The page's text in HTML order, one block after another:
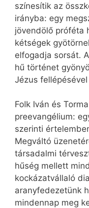
színesítik az
irányba: egy
jövendölő próféta
kétségek
elfogadja sorsát.
hű történet
Jézus
Folk Iván és
preevangélium:
szerinti
Megváltó
társadalmi
hűség mellett
kockázatvállaló
aranyfedezetünk
mindennap meg